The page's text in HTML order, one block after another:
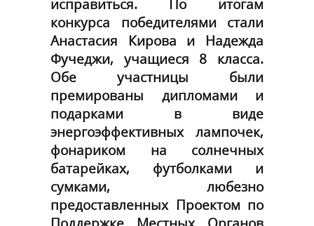
исправиться. По итогам
конкурса победителями стали
Анастасия Кирова и Надежда
Фучеджи, учащиеся 8 класса.
Обе участницы были
премированы дипломами и
подарками в виде
энергоэффективных лампочек,
фонариком на солнечных
батарейках, футболками и
сумками, любезно
предоставленных Проектом по